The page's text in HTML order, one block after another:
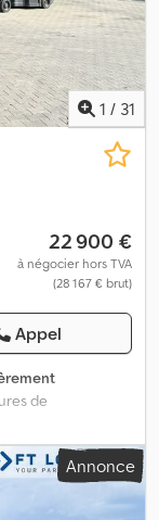
1 / 31
22 900 €
à négocier hors TVA
(28 167 € brut)
Appel
de
de gravité de
, type de mât:
de moteurs:
, capacité restante
Annonce